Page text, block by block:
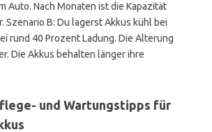
Auto. Nach Monaten ist die Kapazität
Szenario B: Du lagerst Akkus kühl bei
rund 40 Prozent Ladung. Die Alterung
Die Akkus behalten länger ihre
und Wartungstipps für